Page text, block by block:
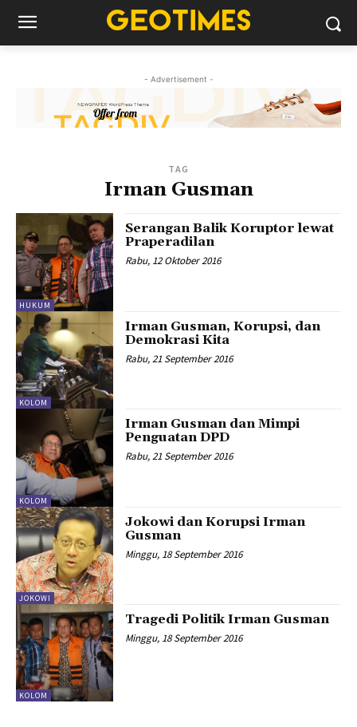
- Advertisement -
TAG
Irman Gusman
HUKUM
Serangan Balik Koruptor lewat
Praperadilan
Rabu, 12 Oktober 2016
KOLOM
Irman Gusman, Korupsi, dan
Demokrasi Kita
Rabu, 21 September 2016
KOLOM
Irman Gusman dan Mimpi
Penguatan DPD
Rabu, 21 September 2016
JOKOWI
Jokowi dan Korupsi Irman
Gusman
Minggu, 18 September 2016
KOLOM
Tragedi Politik Irman Gusman
Minggu, 18 September 2016